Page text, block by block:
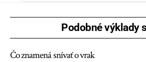
Podobné výklady
Čo znamená snívať o vrak